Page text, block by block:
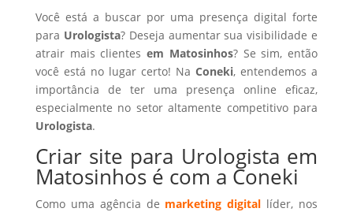
Você está a buscar por uma presença digital forte
para Urologista? Deseja aumentar sua visibilidade e
atrair mais clientesem Matosinhos? Se sim, então
você está no lugar certo! NaConeki, entendemos a
importância de ter uma presença online eficaz,
especialmente no setor altamente competitivo para
Urologista.
Criar site para Urologista em
Matosinhos é com a Coneki
Como uma agência de marketing digital líder, nos